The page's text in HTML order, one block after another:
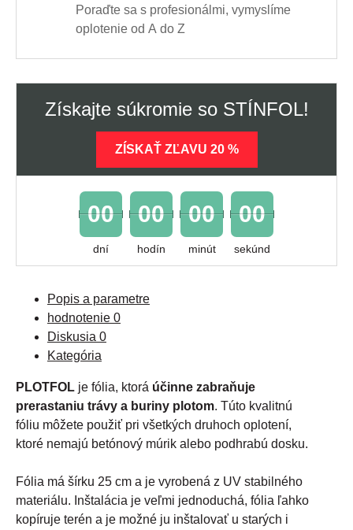
Poraďte sa s profesionálmi, vymyslíme
oplotenie od A do Z
Získajte súkromie so STÍNFOL!
ZÍSKAŤ ZĽAVU 20 %
00
dní
00
hodín
00
minút
00
sekúnd
Popis a parametre
hodnotenie 0
Diskusia 0
Kategória
PLOTFOL je fólia, ktorá účinne zabraňuje
prerastaniu trávy a buriny plotom. Túto kvalitnú
fóliu môžete použiť pri všetkých druhoch oplotení,
ktoré nemajú betónový múrik alebo podhrabú dosku.
Fólia má šírku 25 cm a je vyrobená z UV stabilného
materiálu. Inštalácia je veľmi jednoduchá, fólia ľahko
kopíruje terén a je možné ju inštalovať u starých i